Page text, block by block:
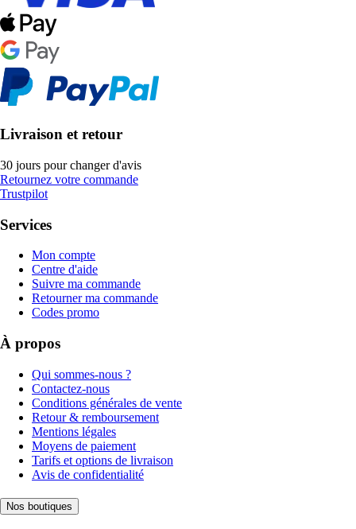
Livraison et retour
30 jours pour changer d'avis
Retournez votre commande
Trustpilot
Services
Mon compte
Centre d'aide
Suivre ma commande
Retourner ma commande
Codes promo
À propos
Qui sommes-nous ?
Contactez-nous
Conditions générales de vente
Retour & remboursement
Mentions légales
Moyens de paiement
Tarifs et options de livraison
Avis de confidentialité
Nos boutiques